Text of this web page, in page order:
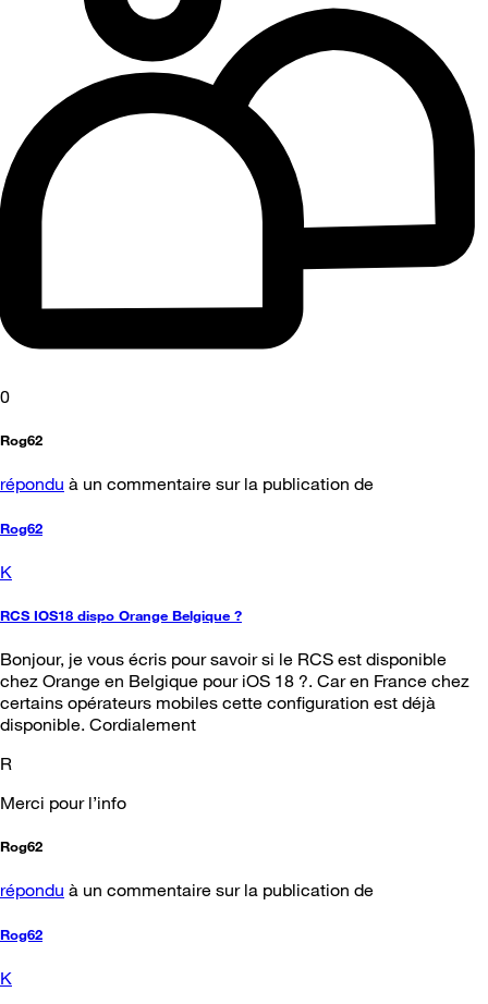
0
Rog62
répondu à un commentaire sur la publication de
Rog62
K
RCS IOS18 dispo Orange Belgique ?
Bonjour, je vous écris pour savoir si le RCS est disponible
chez Orange en Belgique pour iOS 18 ?. Car en France chez
certains opérateurs mobiles cette configuration est déjà
disponible. Cordialement
R
Merci pour l’info
Rog62
répondu à un commentaire sur la publication de
Rog62
K